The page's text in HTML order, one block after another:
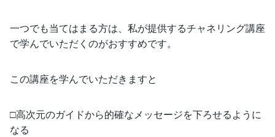
一つでも当てはまる方は、私が提供するチャネリング講座
で学んでいただくのがおすすめです。
この講座を学んでいただきますと
□高次元のガイドから的確なメッセージを下ろせるように
なる